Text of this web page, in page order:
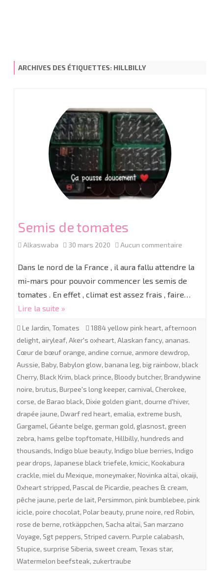
ARCHIVES DES ÉTIQUETTES: HILLBILLY
Semis de tomates
Alkaswaba 30 mars 2020 Aucun commentaire
de
tomates
Dans le nord de la France , il aura fallu attendre la
mi-mars pour pouvoir commencer les semis de
tomates . En effet , climat est assez frais , faire…
Lire la suite »
Le Jardin, Tomates 1884 yellow pink heart, afternoon
delight, airyleaf, Aker's oxheart, Alaskan fancy, ananas.
Cœur de bœuf orange, andine cornue, anmore dewdrop,
Aussie, Baby, Babylon glow, banana leg, big rainbow, black
Cherry, Black Krim, black prince, Bloody butcher, Brandywine
noire, brutus, Burpee's long keeper, carnival, Cherokee,
corse, de Barao black, Dixie golden giant, dourne d'hiver,
drapée jaune, Dwarf red heart, emalia, extreme bush,
Gargamel, Géante belge, german gold, glasnost, green
zebra, hams gelbe topftomate, Hillbilly, hundreds and
thousands, Indigo blue beauty, Indigo blue berries, Indigo
pear drops, Japanese black triefele, kmicic, Kookabura
crackle, miel du Mexique, moneymaker, Novinka altaï, okaiji,
Oxheart stripped, Pascal de Picardie, peaches & cream,
pêche jaune, perle de lait, Persimmon, pink bumblebee, pink
icicle, poire chocolat, Polar beauty, prune noire, red Robin,
rose de berne, rotkäppchen, Sacha altaï, San marzano
Voyage, Sgt peppers, Striped cavern. Purple calabash,
Stupice, surprise Siberia, sweet cream, Texas star,
Watermelon beefsteak, zukertraube